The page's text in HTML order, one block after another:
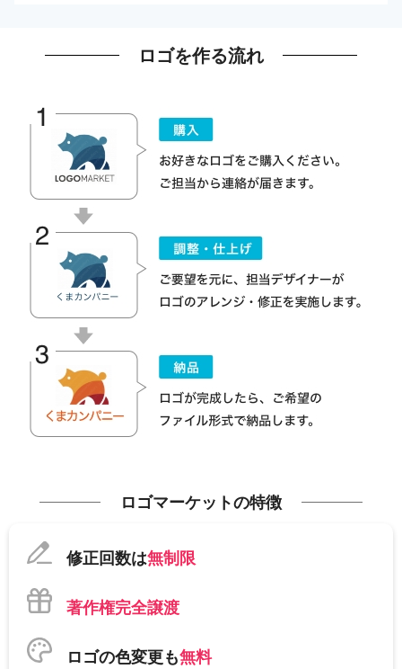
ロゴを作る流れ
ロゴマーケットの特徴
修正回数は無制限
著作権完全譲渡
ロゴの色変更も無料